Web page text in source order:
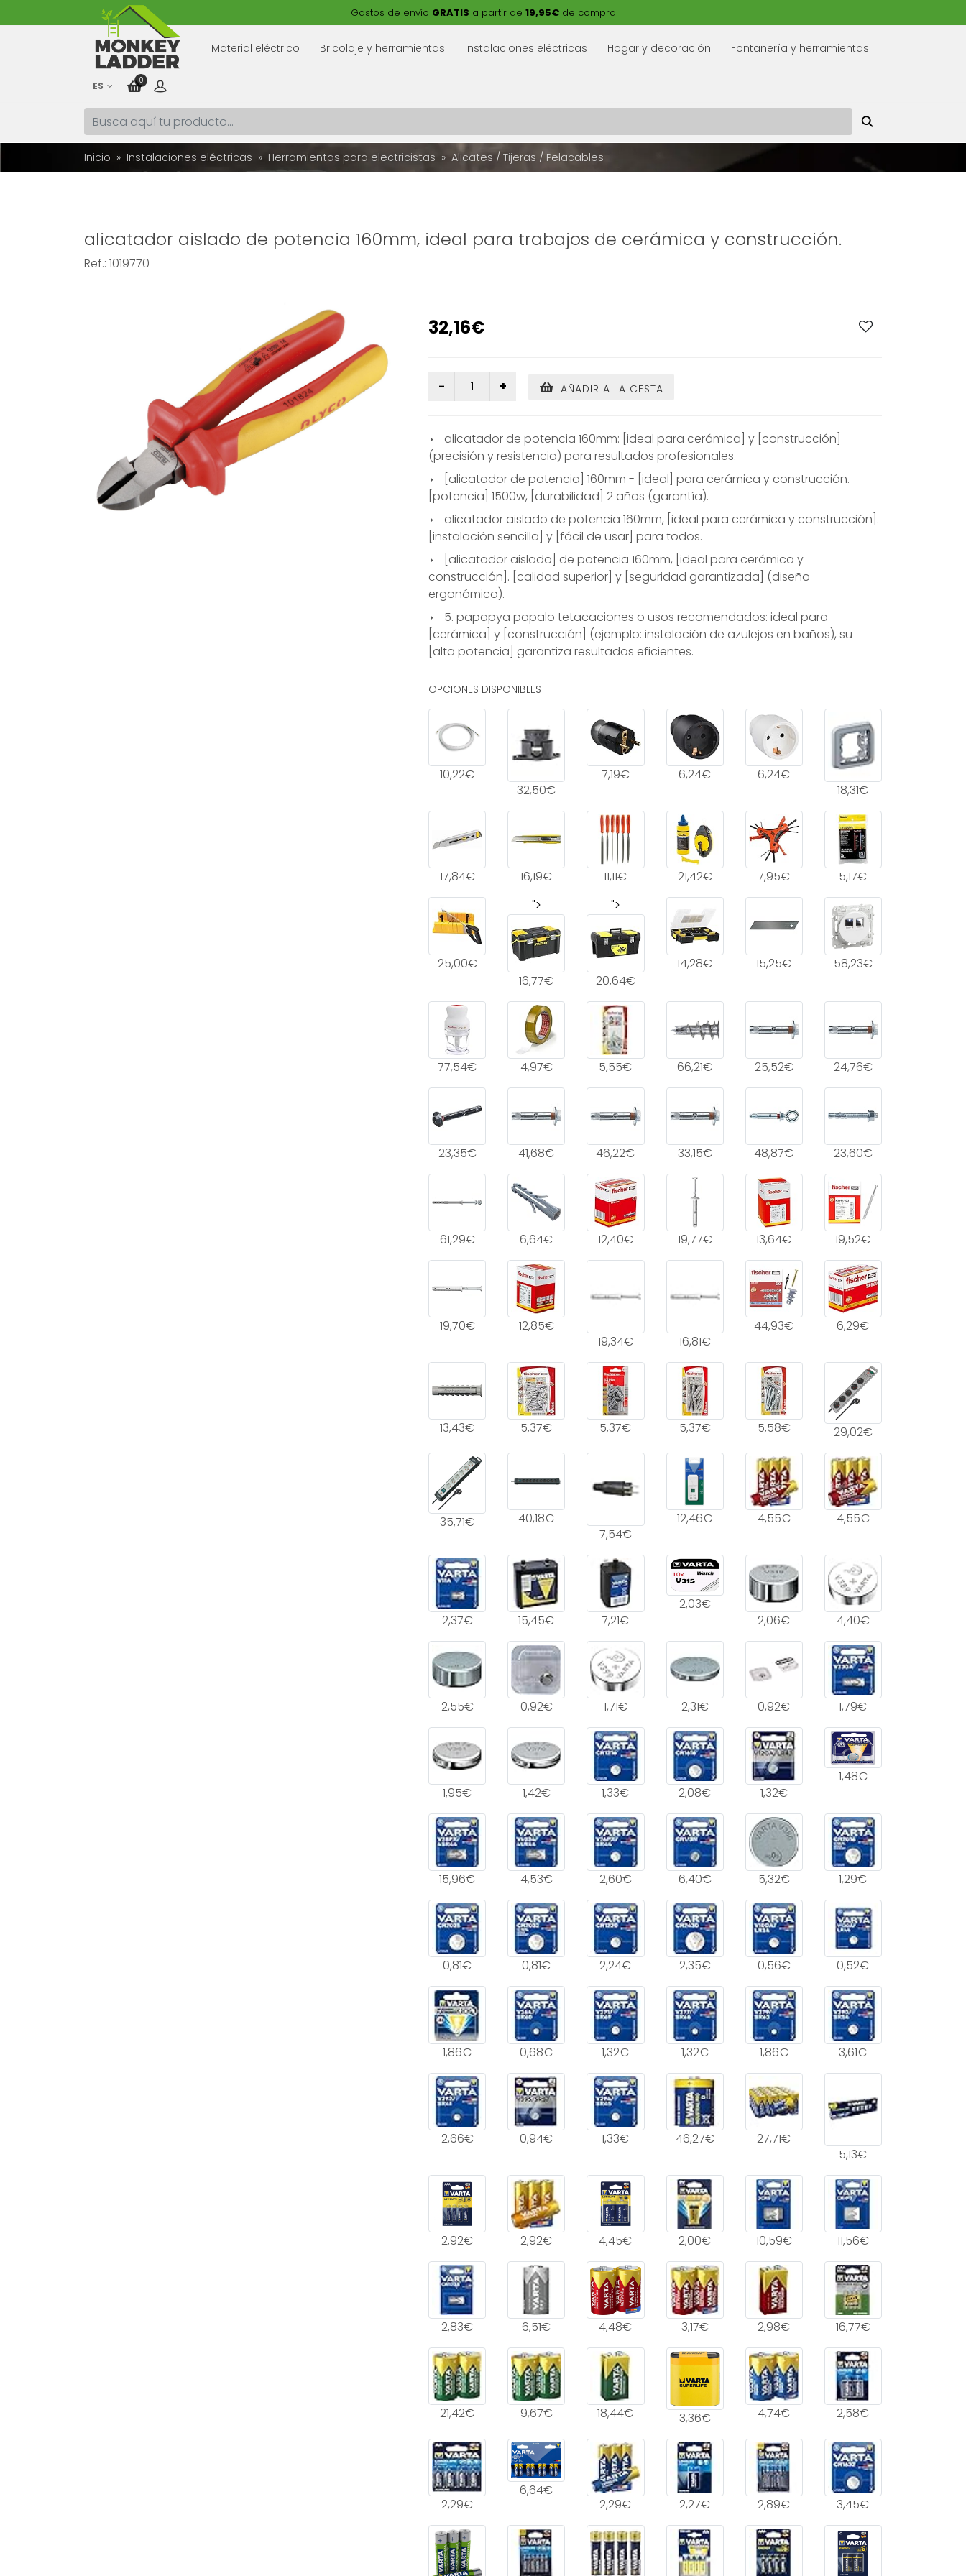
Gastos de envío GRATIS a partir de 19,95€de compra
ES 0
Material eléctrico Bricolaje y herramientas Instalaciones eléctricas Hogar y decoración Fontanería y herramientas
Inicio Instalaciones eléctricas Herramientas para electricistas Alicates / Tijeras / Pelacables
alicatador aislado de potencia 160mm, ideal para trabajos de cerámica y construcción.
Ref.: 1019770
32,16€
AÑADIR A LA CESTA
alicatador de potencia 160mm: [ideal para cerámica] y [construcción]
(precisión y resistencia) para resultados profesionales.
[alicatador de potencia] 160mm - [ideal] para cerámica y construcción.
[potencia] 1500w, [durabilidad] 2 años (garantía).
alicatador aislado de potencia 160mm, [ideal para cerámica y construcción].
[instalación sencilla] y [fácil de usar] para todos.
[alicatador aislado] de potencia 160mm, [ideal para cerámica y
construcción]. [calidad superior] y [seguridad garantizada] (diseño
ergonómico).
5. papapya papalo tetacaciones o usos recomendados: ideal para
[cerámica] y [construcción] (ejemplo: instalación de azulejos en baños), su
[alta potencia] garantiza resultados eficientes.
OPCIONES DISPONIBLES
10,22€
32,50€
7,19€ 6,24€
6,24€
18,31€
17,84€ 16,19€ 11,11€ 21,42€ 7,95€ 5,17€
25,00€
">
16,77€
">
20,64€
14,28€ 15,25€ 58,23€
77,54€ 4,97€ 5,55€ 66,21€ 25,52€ 24,76€
23,35€ 41,68€ 46,22€ 33,15€ 48,87€ 23,60€
61,29€ 6,64€ 12,40€ 19,77€ 13,64€ 19,52€
19,70€
12,85€
19,34€
16,81€
44,93€ 6,29€
13,43€ 5,37€ 5,37€ 5,37€ 5,58€ 29,02€
35,71€
40,18€
7,54€
12,46€ 4,55€ 4,55€
2,37€ 15,45€ 7,21€
2,03€
2,06€
4,40€
2,55€ 0,92€ 1,71€ 2,31€ 0,92€ 1,79€
1,95€ 1,42€ 1,33€ 2,08€ 1,32€
1,48€
15,96€ 4,53€ 2,60€ 6,40€ 5,32€ 1,29€
0,81€ 0,81€ 2,24€ 2,35€ 0,56€ 0,52€
1,86€ 0,68€ 1,32€ 1,32€ 1,86€ 3,61€
2,66€ 0,94€ 1,33€ 46,27€
27,71€
5,13€
2,92€ 2,92€ 4,45€ 2,00€ 10,59€ 11,56€
2,83€ 6,51€ 4,48€ 3,17€ 2,98€ 16,77€
21,42€ 9,67€ 18,44€ 3,36€ 4,74€ 2,58€
2,29€
6,64€
2,29€
2,27€ 2,89€ 3,45€